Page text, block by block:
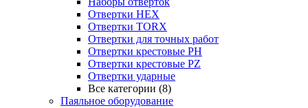
Отвертки HEX
Отвертки TORX
Отвертки для точных работ
Отвертки крестовые PH
Отвертки крестовые PZ
Отвертки ударные
Все категории (8)
Паяльное оборудование